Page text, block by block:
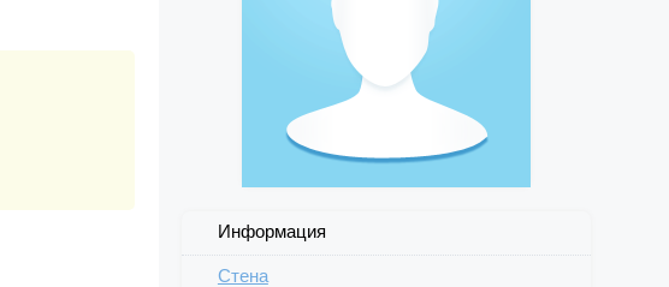
Информация
Стена